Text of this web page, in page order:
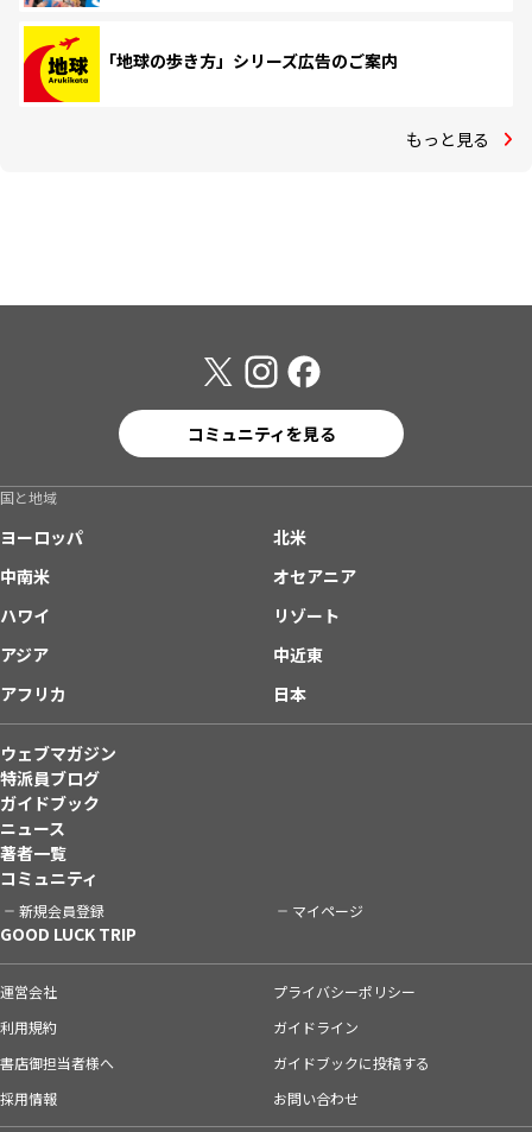
「地球の歩き方」シリーズ広告のご案内
もっと見る
コミュニティを見る
国と地域
ヨーロッパ
北米
中南米
オセアニア
ハワイ
リゾート
アジア
中近東
アフリカ
日本
ウェブマガジン
特派員ブログ
ガイドブック
ニュース
著者一覧
コミュニティ
新規会員登録 マイページ
GOOD LUCK TRIP
運営会社
プライバシーポリシー
利用規約
ガイドライン
書店御担当者様へ
ガイドブックに投稿する
採用情報
お問い合わせ